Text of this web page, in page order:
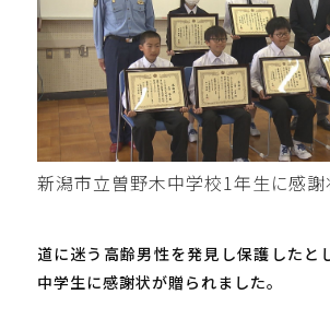
新潟市立曽野木中学校1年生に感謝
道に迷う高齢男性を発見し保護したと
中学生に感謝状が贈られました。